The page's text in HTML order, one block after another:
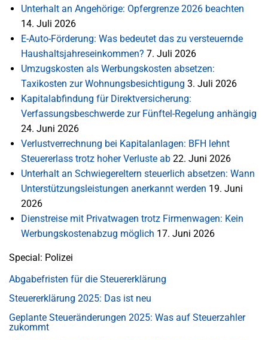
Unterhalt an Angehörige: Opfergrenze 2026 beachten
14. Juli 2026
E-Auto-Förderung: Was bedeutet das zu versteuernde
Haushaltsjahreseinkommen? 7. Juli 2026
Umzugskosten als Werbungskosten absetzen:
Taxikosten zur Wohnungsbesichtigung 3. Juli 2026
Kapitalabfindung für Direktversicherung:
Verfassungsbeschwerde zur Fünftel-Regelung anhängig
24. Juni 2026
Verlustverrechnung bei Kapitalanlagen: BFH lehnt
Steuererlass trotz hoher Verluste ab 22. Juni 2026
Unterhalt an Schwiegereltern steuerlich absetzen: Wann
Unterstützungsleistungen anerkannt werden 19. Juni
2026
Dienstreise mit Privatwagen trotz Firmenwagen: Kein
Werbungskostenabzug möglich 17. Juni 2026
Special: Polizei
Abgabefristen für die Steuererklärung
Steuererklärung 2025: Das ist neu
Geplante Steueränderungen 2025: Was auf Steuerzahler
zukommt